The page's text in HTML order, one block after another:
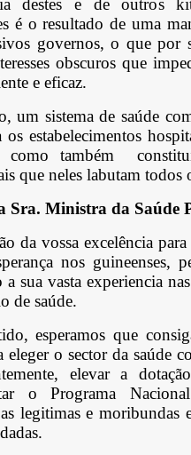
destes e de outros
é o resultado de uma
governos, o que
obscuros que
e eficaz.
um sistema de saúde
os estabelecimentos
como também
que neles labutam todos
Sra. Ministra da
da vossa excelência
nos guineenses,
sua vasta experiencia
de saúde.
esperamos que
eleger o sector da saúde
elevar a
o Programa
legitimas e moribundas